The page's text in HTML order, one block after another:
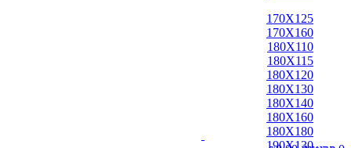
170X125
170X160
180X110
180X115
180X120
180X130
180X140
180X160
180X180